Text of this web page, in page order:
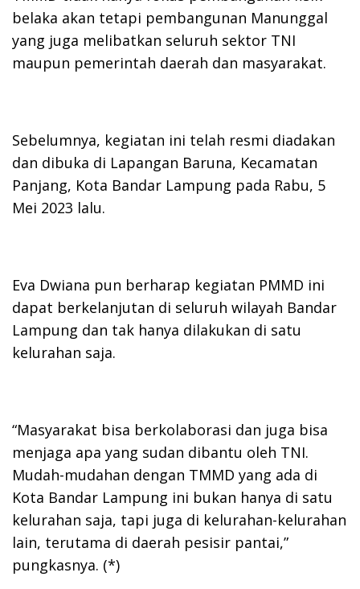
belaka akan tetapi pembangunan Manunggal
yang juga melibatkan seluruh sektor TNI
maupun pemerintah daerah dan masyarakat.
Sebelumnya, kegiatan ini telah resmi diadakan
dan dibuka di Lapangan Baruna, Kecamatan
Panjang, Kota Bandar Lampung pada Rabu, 5
Mei 2023 lalu.
Eva Dwiana pun berharap kegiatan PMMD ini
dapat berkelanjutan di seluruh wilayah Bandar
Lampung dan tak hanya dilakukan di satu
kelurahan saja.
“Masyarakat bisa berkolaborasi dan juga bisa
menjaga apa yang sudan dibantu oleh TNI.
Mudah-mudahan dengan TMMD yang ada di
Kota Bandar Lampung ini bukan hanya di satu
kelurahan saja, tapi juga di kelurahan-kelurahan
lain, terutama di daerah pesisir pantai,”
pungkasnya. (*)